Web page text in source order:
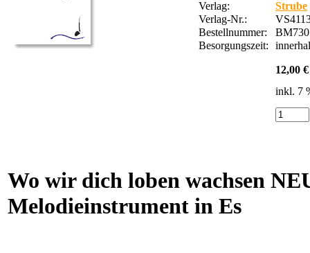
Verlag:
Strube
Verlag-Nr.:
Bestellnummer:
Besorgungszeit:
12,00 €
inkl. 7
Wo wir dich loben wachsen
Melodieinstrument in Es